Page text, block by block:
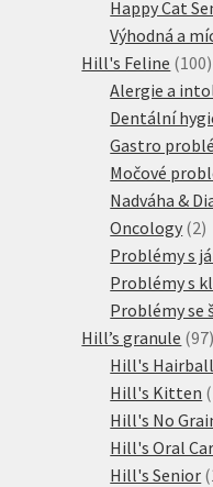
Happy Cat
Výhodná a
Hill's Feline 100
Alergie a
Dentální
Gastro
Močové
Nadváha &
Oncology 22
Problémy s
Problémy s
Problémy se
Hill’s granule 97
Hill's
Hill's Kitten
Hill's No
Hill's Oral
Hill's Senior